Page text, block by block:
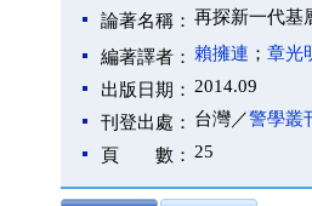
論著名稱： 再探新一代基
編著譯者： 賴擁連 ； 章光
出版日期： 2014.09
刊登出處： 台灣／警學叢
頁 數： 25